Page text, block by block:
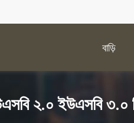
বাড়ি
২.০ ইউএসবি ৩.০